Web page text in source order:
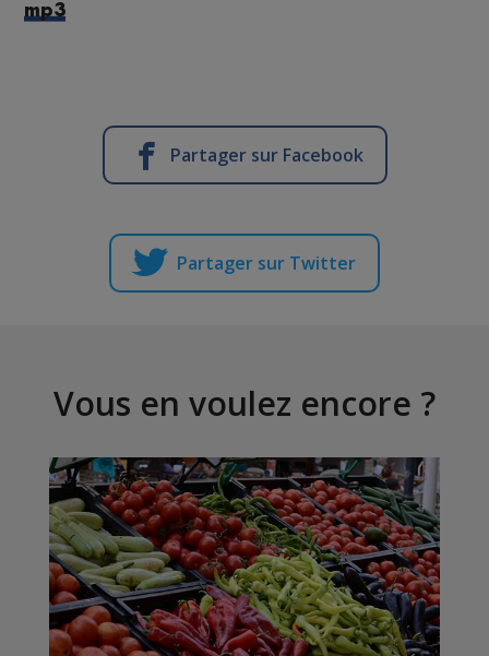
mp3
Partager sur Facebook
Partager sur Twitter
Vous en voulez encore ?